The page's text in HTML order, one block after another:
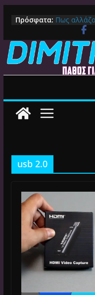
περιεχόμενο
Πρόσφατα: Πως
MacOS
κλπ)
Premium
Alive GR
Android TV
Ο
usb 2.0